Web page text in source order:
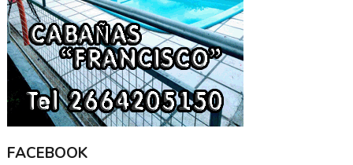
FACEBOOK